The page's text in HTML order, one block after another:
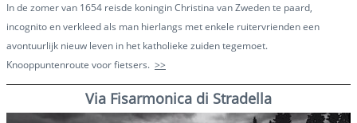
In de zomer van 1654 reisde koningin Christina van Zweden te paard,
incognito en verkleed als man hierlangs met enkele ruitervrienden een
avontuurlijk nieuw leven in het katholieke zuiden tegemoet.
Knooppuntenroute voor fietsers. >>
Via Fisarmonica di Stradella